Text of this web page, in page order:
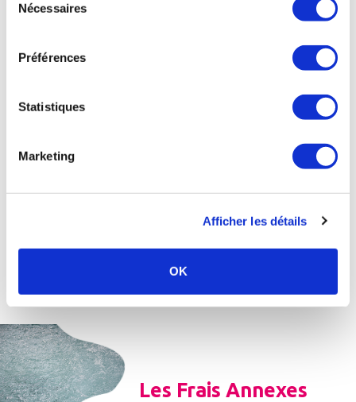
Nécessaires
Préférences
Statistiques
Marketing
Afficher les détails
OK
restant à la
charge de
Les Frais Annexes